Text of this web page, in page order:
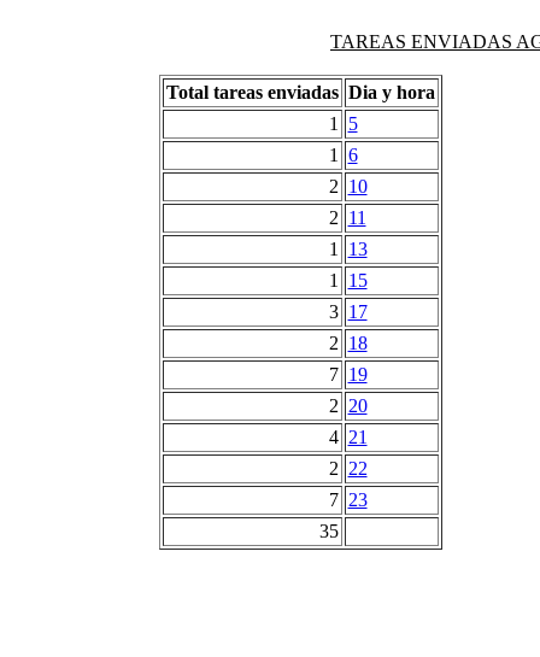
TAREAS ENVIADAS
Total tareas enviadas Dia y hora
1
5
1
6
2 10
2 11
1
13
1
15
3 17
2 18
7 19
2 20
4 21
2 22
7 23
35